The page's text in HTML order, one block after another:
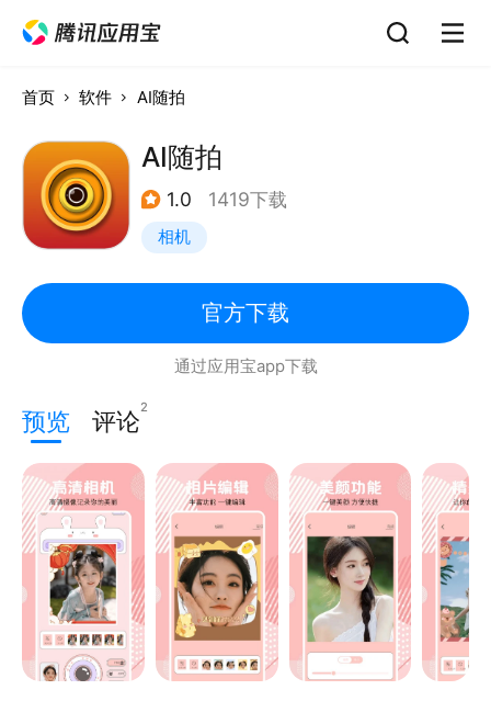
首页 软件 AI随拍
AI随拍
1.0 1419下载
相机
官方下载
通过应用宝app下载
预览 评论2